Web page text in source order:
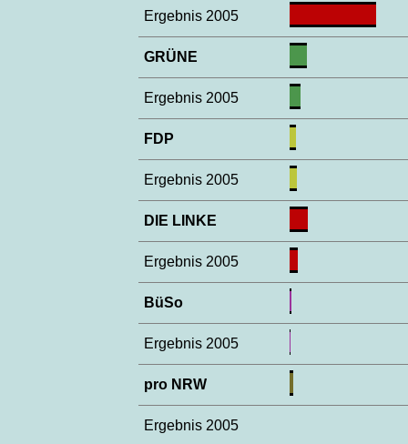
Ergebnis 2005
GRÜNE
Ergebnis 2005
FDP
Ergebnis 2005
DIE LINKE
Ergebnis 2005
BüSo
Ergebnis 2005
pro NRW
Ergebnis 2005